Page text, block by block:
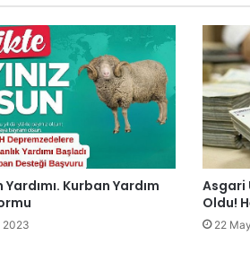
Kurban Yardım
2023
Asgari
Oldu!
22